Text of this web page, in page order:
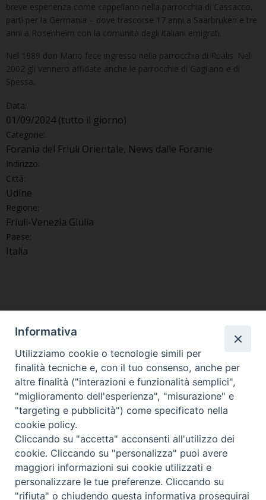
breve esperienza come cappellano nella parrocchia di Cassacco,
partì per la Germania – dove trascorse 17 anni a Saarbruken e tre
anni a Rosenheim con la comunità degli italiani emigrati.
Nel 1989 don Mario fece ingresso nella parrocchia di Rualis. Nel
2002 gli vennero affidate anche le parrocchie di Gagliano e di
Spessa.
Data:
01/09/2024(tutto il giorno)
Categorie:
Forania del Friuli Orientale, News dalle Foranie
Indirizzo:
Città:
Udine
Regione:
Friuli-Venezia Giulia
Paese:
Italia
l’anniversario delle
apparizioni mariane.
Presente anche
l’Arcivescovo
di Maria, festa patronale
Copyright © Arcidiocesi di Udine 2018
Piazza Patriarcato, 1 - 33100 Udine (UD) Tel. 0432.414.511 - Fax
0432.511.838 C.F. 80013900305
Informativa
Utilizziamo cookie o tecnologie simili per
finalità tecniche e, con il tuo consenso, anche per
altre finalità ("interazioni e funzionalità semplici",
"miglioramento dell'esperienza", "misurazione" e
"targeting e pubblicità") come specificato nella
cookie policy.
Cliccando su "accetta" acconsenti all'utilizzo dei
cookie. Cliccando su "personalizza" puoi avere
maggiori informazioni sui cookie utilizzati e
personalizzare le tue preferenze. Cliccando su
"rifiuta" o chiudendo questa informativa proseguirai